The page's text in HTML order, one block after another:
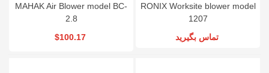
MAHAK Air Blower model BC-
2.8
$100.17
RONIX Worksite blower model
1207
تماس بگیرید